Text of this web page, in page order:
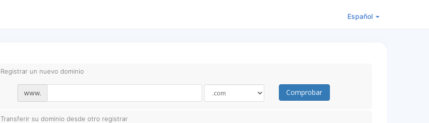
Español
Registrar un nuevo dominio
www. Comprobar
Transferir su dominio desde otro registrar